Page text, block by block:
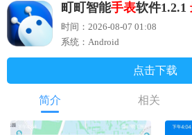
奥特曼王者传奇 正版
地铁跑酷体验服国际
町町智能手表软件1.2.1
时间：2026-08-07 01:08
系统：Android
点击下载
简介 相关